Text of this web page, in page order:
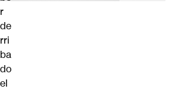
r
de
rri
ba
do
el